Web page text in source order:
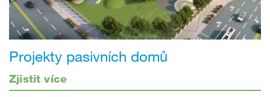
Projekty pasivních domů
Zjistit více